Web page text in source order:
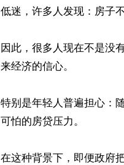
低迷，许多人发现：房子
因此，很多人现在不是没
来经济的信心。
特别是年轻人普遍担心：
可怕的房贷压力。
在这种背景下，即便政府